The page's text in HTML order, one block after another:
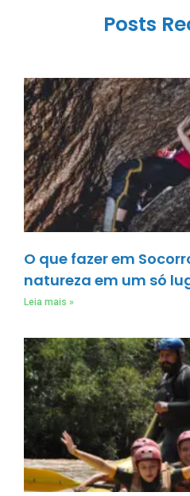
Posts
O que fazer em
natureza em um só
Leia mais »